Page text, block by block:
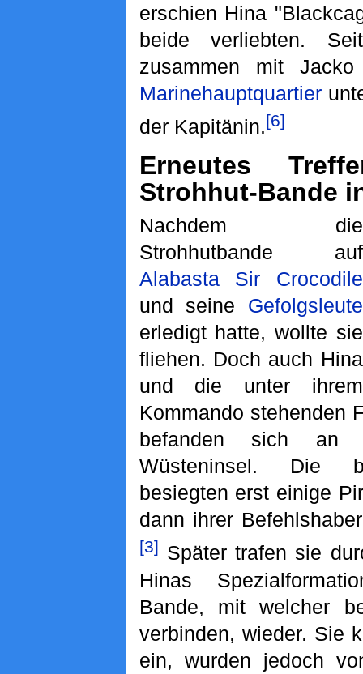
erschien Hina
beide verliebten.
zusammen mit
Marinehauptquartier
der Kapitänin.[6]
Erneutes
Strohhut-Bande
Nachdem die
Strohhutbande auf
Alabasta
Sir Crocodile
und seine Gefolgsleute
erledigt hatte, wollte sie
fliehen. Doch auch Hina
und die unter ihrem
Kommando stehenden
befanden sich an
Wüsteninsel. Die
besiegten erst einige
dann ihrer
[3] Später trafen sie
Hinas
Bande, mit welcher
verbinden, wieder. Sie
ein, wurden jedoch